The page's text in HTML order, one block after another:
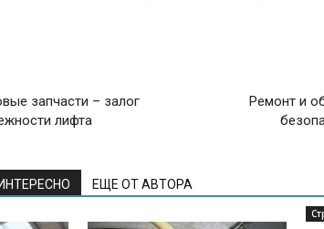
запчасти – залог
лифта
Ремонт и
ЕЩЕ ОТ АВТОРА